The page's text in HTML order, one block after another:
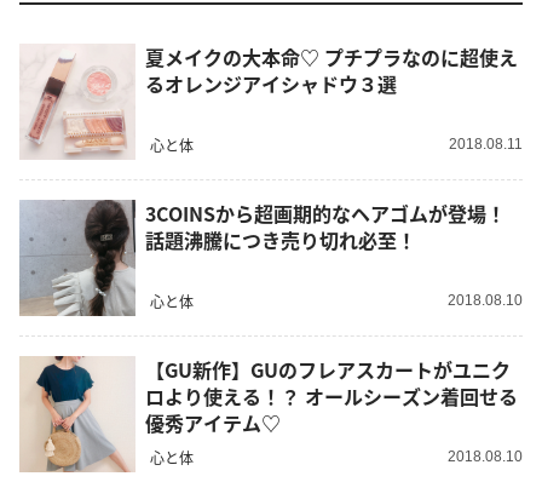
夏メイクの大本命♡ プチプラなのに超使え
るオレンジアイシャドウ３選
心と体 2018.08.11
3COINSから超画期的なヘアゴムが登場！
話題沸騰につき売り切れ必至！
心と体 2018.08.10
【GU新作】GUのフレアスカートがユニク
ロより使える！？ オールシーズン着回せる
優秀アイテム♡
心と体 2018.08.10